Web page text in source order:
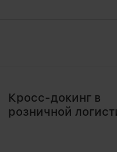
Кросс-докинг в
розничной